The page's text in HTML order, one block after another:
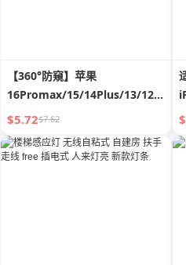
【360°防窺】苹果
16Promax/15/14Plus/13/12/11/
全屏隐私防偷窥钢化膜
$5.72$7.62